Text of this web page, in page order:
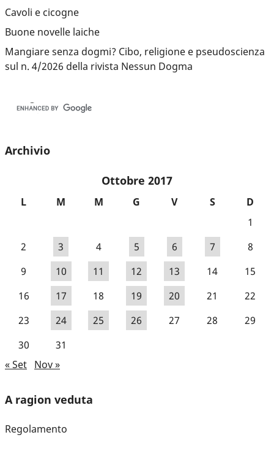
Cavoli e cicogne
Buone novelle laiche
Mangiare senza dogmi? Cibo, religione e pseudoscienza
sul n. 4/2026 della rivista Nessun Dogma
Archivio
Ottobre 2017
L M M G V S
D
1
2
3 4 5 6 7
8
9
10 11 12 13 14
15
16
17 18 19 20 21
22
23
24 25 26 27 28
29
30
31
« Set Nov »
A ragion veduta
Regolamento